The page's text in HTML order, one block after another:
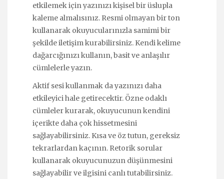
etkilemek için yazınızı kişisel bir üslupla
kaleme almalısınız. Resmi olmayan bir ton
kullanarak okuyucularınızla samimi bir
şekilde iletişim kurabilirsiniz. Kendi kelime
dağarcığınızı kullanın, basit ve anlaşılır
cümlelerle yazın.
Aktif sesi kullanmak da yazınızı daha
etkileyici hale getirecektir. Özne odaklı
cümleler kurarak, okuyucunun kendini
içerikte daha çok hissetmesini
sağlayabilirsiniz. Kısa ve öz tutun, gereksiz
tekrarlardan kaçının. Retorik sorular
kullanarak okuyucunuzun düşünmesini
sağlayabilir ve ilgisini canlı tutabilirsiniz.